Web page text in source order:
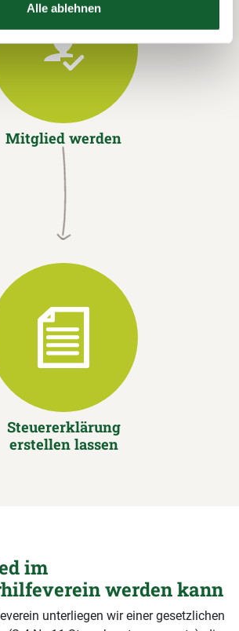
Alle ablehnen
Mitglied werden
Steuererklärung
erstellen lassen
im
werden kann
unterliegen wir einer gesetzlichen